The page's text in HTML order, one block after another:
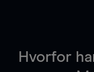
Hvorfor